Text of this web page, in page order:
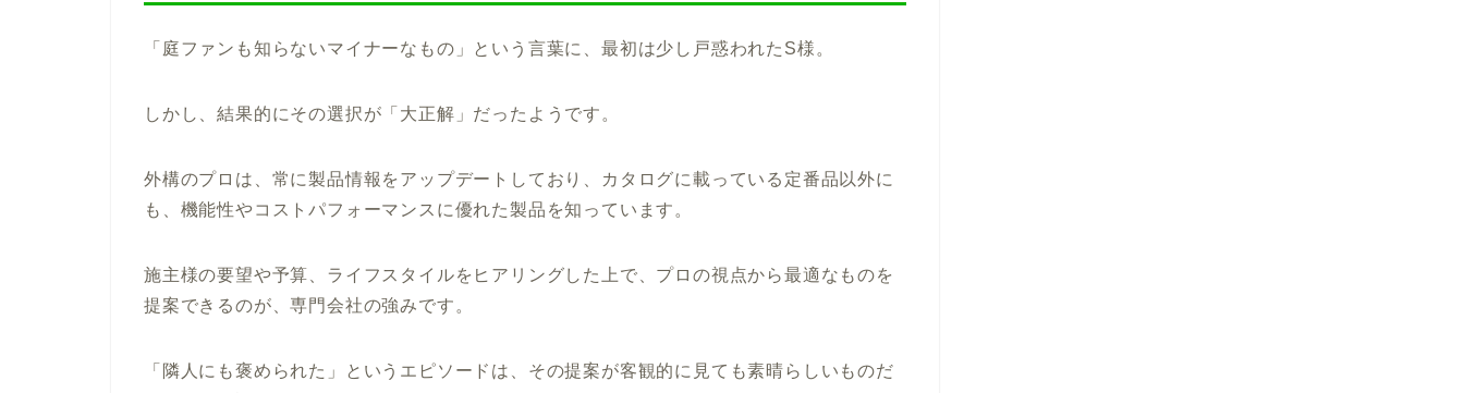
「庭ファンも知らないマイナーなもの」という言葉に、最初は少し戸惑われたS様。
しかし、結果的にその選択が「大正解」だったようです。
外構のプロは、常に製品情報をアップデートしており、カタログに載っている定番品以外に
も、機能性やコストパフォーマンスに優れた製品を知っています。
施主様の要望や予算、ライフスタイルをヒアリングした上で、プロの視点から最適なものを
提案できるのが、専門会社の強みです。
「隣人にも褒められた」というエピソードは、その提案が客観的に見ても素晴らしいものだ